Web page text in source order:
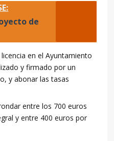
de
en el Ayuntamiento
y firmado por un
y abonar las tasas
entre los 700 euros
y entre 400 euros por